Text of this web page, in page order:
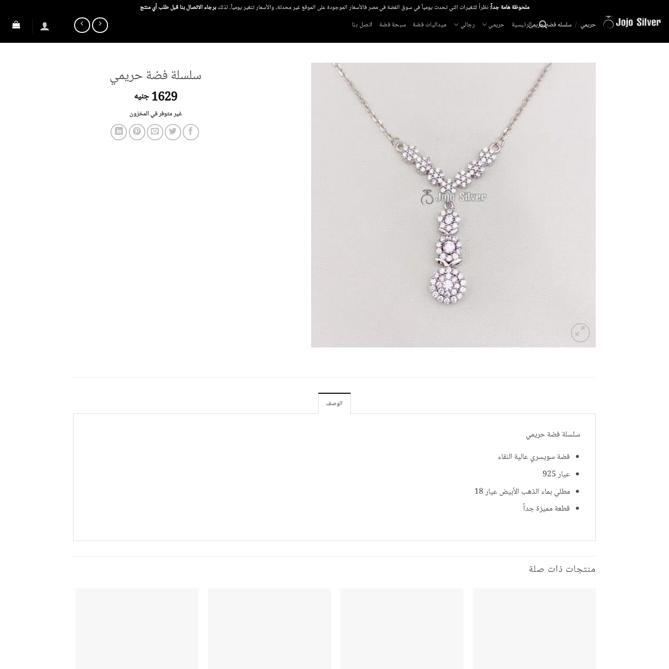
للمحتوى
ملحوظة هامة جداً:نظراً للتغيرات التي تحدث يومياً في سوق الفضة في مصر فالأسعار الموجودة على الموقع غير محدثة، والأسعار تتغير يومياً، لذلكبرجاء الاتصال بنا قبل طلب أي منتج
الرئيسية حريمي رجالي ميداليات فضة سبحة فضة اتصل بنا حريمي / سلسله فضه حريمى
سلسلة فضة حريمي
1629 جنيه
غير متوفر في المخزون
الوصف
سلسلة فضة حريمي
فضة سويسري عالية النقاء
عيار 925
مطلي بماء الذهب الأبيض عيار 18
قطعة مميزة جداً
منتجات ذات صلة